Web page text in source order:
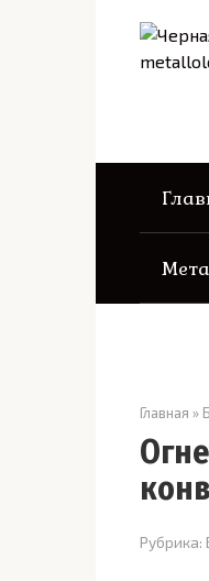
Главная »
Рубрика: